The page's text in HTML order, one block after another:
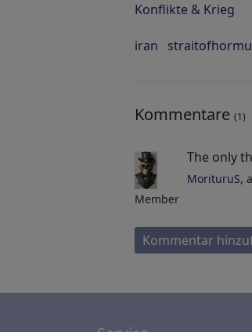
Konflikte & Krieg
iran
Kommentare (1)
Member
The only
MorituruS,
Kommentar